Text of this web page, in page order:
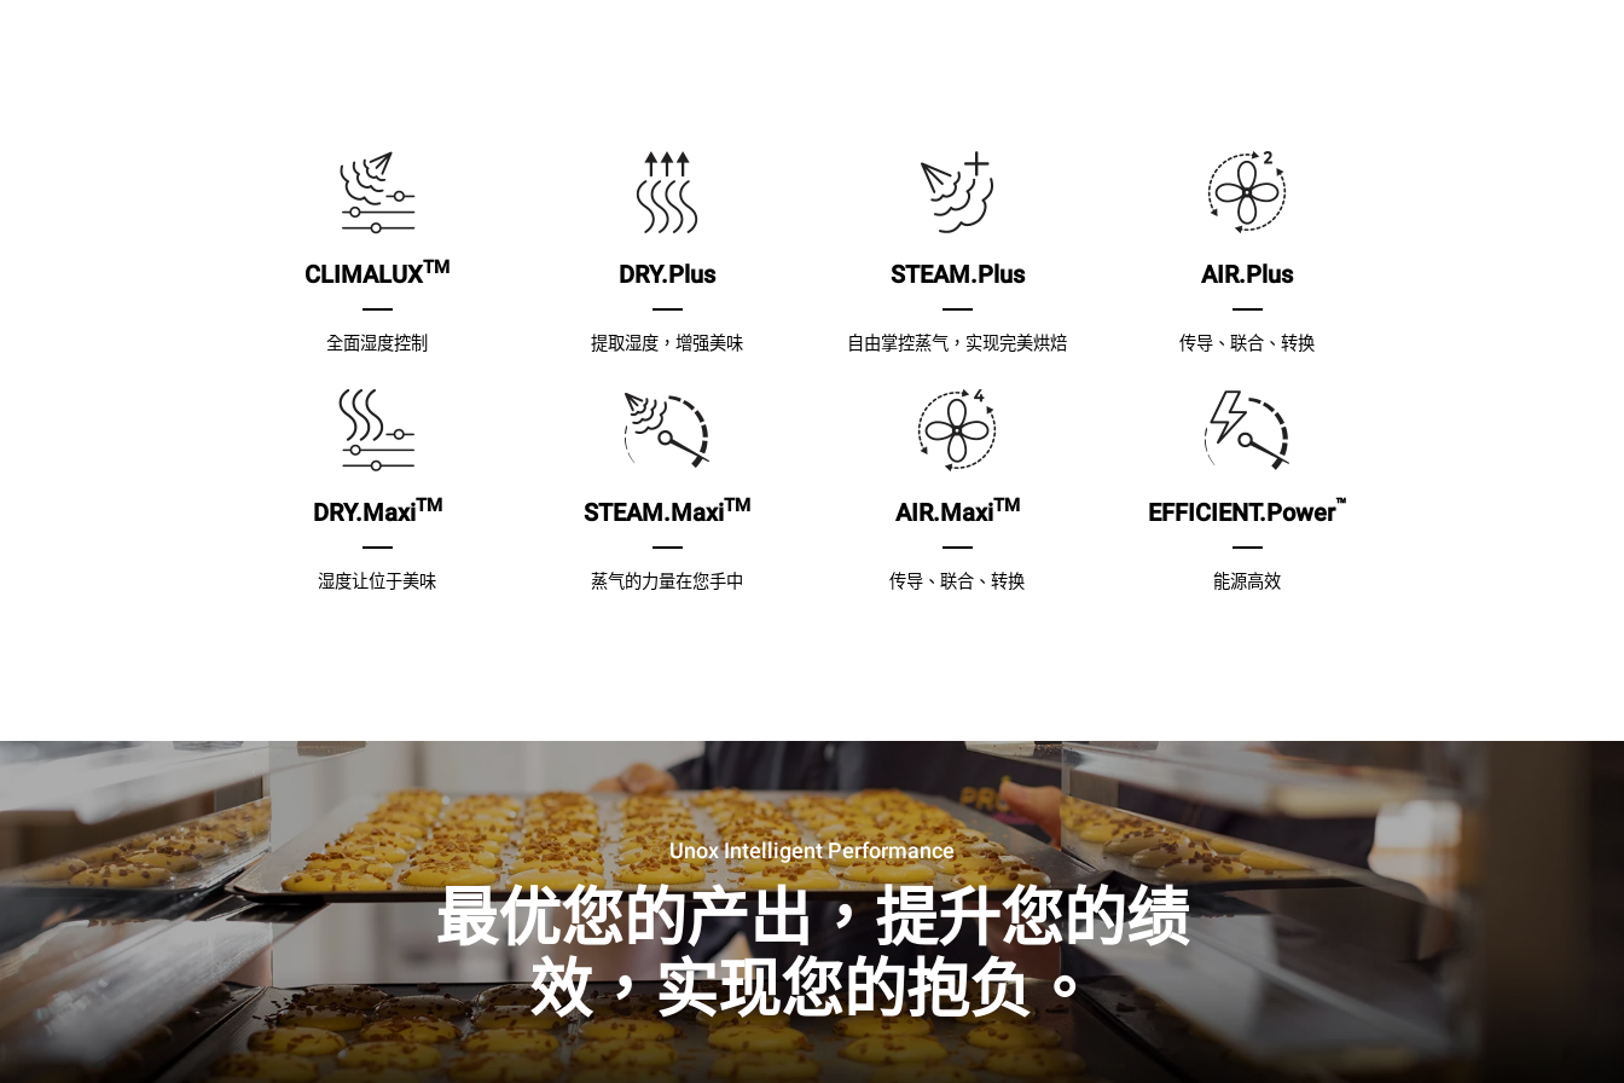
CLIMALUXTM
全面湿度控制
DRY.Plus
提取湿度，增强美味
STEAM.Plus
自由掌控蒸气，实现完美烘焙
AIR.Plus
传导、联合、转换
DRY.MaxiTM
湿度让位于美味
STEAM.MaxiTM
蒸气的力量在您手中
AIR.MaxiTM
传导、联合、转换
EFFICIENT.Power™
能源高效
Unox Intelligent Performance
最优您的产出，提升您的绩
效，实现您的抱负。